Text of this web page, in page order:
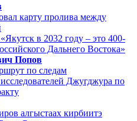
карту пролива между
в 2032 году – это 400-
Дальнего Востока»
Попов
по следам
Джугджура по
алгыстаах кирбиитэ